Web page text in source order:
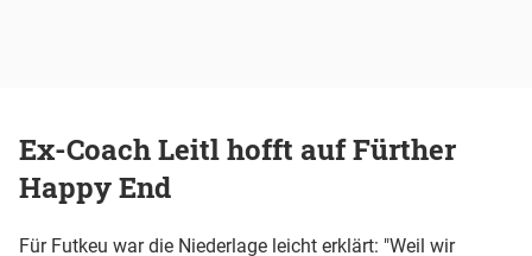
Ex-Coach Leitl hofft auf Fürther
Happy End
Für Futkeu war die Niederlage leicht erklärt: "Weil wir